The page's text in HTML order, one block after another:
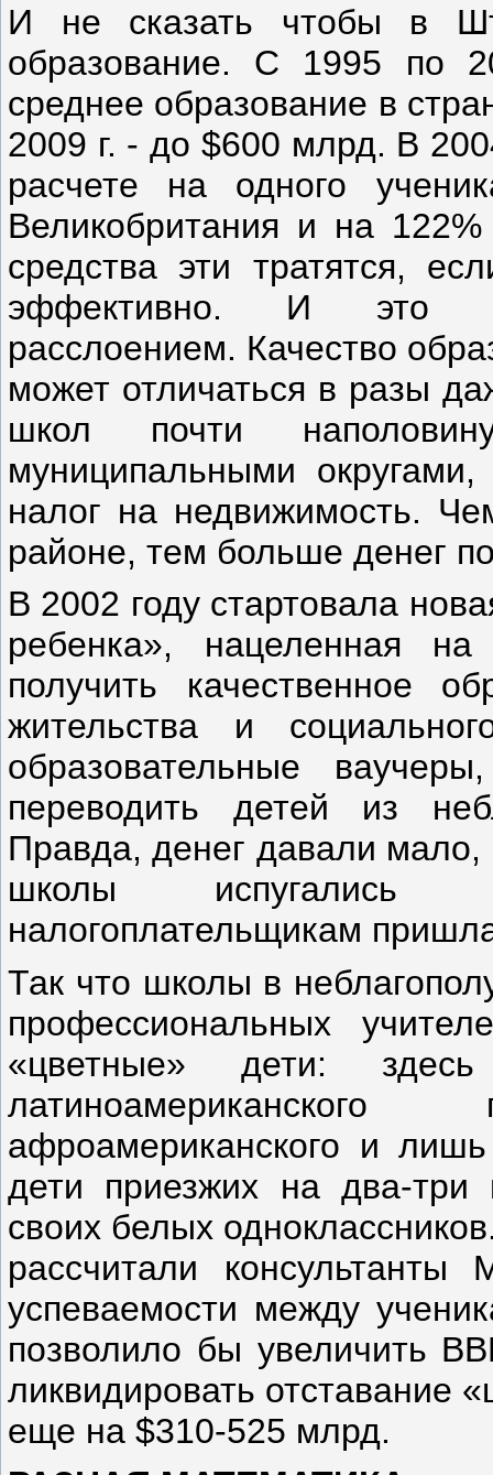
И не сказать чтобы в
образование. С 1995 по
среднее образование в
2009 г. - до $600 млрд. В
расчете на одного
Великобритания и на
средства эти тратятся,
эффективно. И это
расслоением. Качество
может отличаться в разы
школ почти
муниципальными
налог на недвижимость.
районе, тем больше денег
В 2002 году стартовала
ребенка», нацеленная
получить качественное
жительства и
образовательные
переводить детей из
Правда, денег давали
школы испугались
налогоплательщикам
Так что школы в
профессиональных
«цветные» дети:
афроамериканского и
дети приезжих на два-три
своих белых
рассчитали
успеваемости между
позволило бы увеличить
ликвидировать отставание
еще на $310-525 млрд.